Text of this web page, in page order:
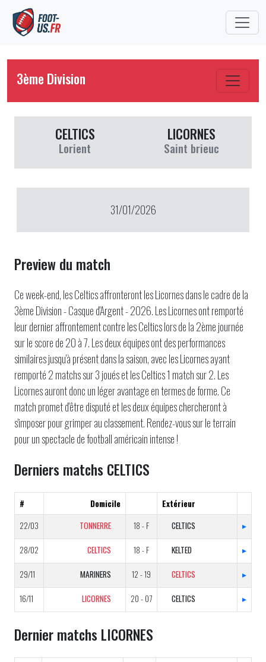
3ème Division
CELTICS
Lorient
LICORNES
Saint brieuc
31/01/2026
Preview du match
Ce week-end, les Celtics affronteront les Licornes dans le cadre de la
3ème Division - Casque d'Argent - 2026. Les Licornes ont remporté
leur dernier affrontement contre les Celtics lors de la 2ème journée
sur le score de 20 à 7. Les deux équipes ont des performances
similaires jusqu'à présent dans la saison, avec les Licornes ayant
remporté 2 matchs sur 3 joués et les Celtics 1 match sur 2. Les
Licornes auront donc un léger avantage en termes de forme. Ce
match promet d'être disputé et les deux équipes chercheront à
s'imposer pour grimper au classement. Rendez-vous sur le terrain
pour un spectacle de football américain intense !
Derniers matchs CELTICS
# Domicile
Extérieur
22/03
TONNERRE 18 - F CELTICS ▸
28/02 CELTICS 18 - F KELTED ▸
29/11 MARINERS 12 - 19 CELTICS ▸
16/11 LICORNES 20 - 07 CELTICS ▸
Dernier matchs LICORNES